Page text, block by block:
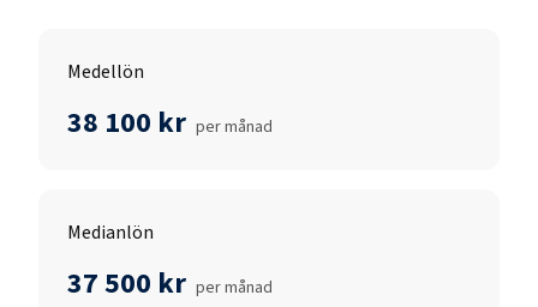
Medellön
38 100 kr per månad
Medianlön
37 500 kr per månad